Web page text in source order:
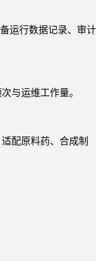
运行数据记录、审计
与运维工作量。
配原料药、合成制